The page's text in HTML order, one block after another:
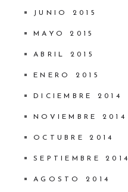
JUNIO 2015
MAYO 2015
ABRIL 2015
ENERO 2015
DICIEMBRE 2014
NOVIEMBRE 2014
OCTUBRE 2014
SEPTIEMBRE 2014
AGOSTO 2014